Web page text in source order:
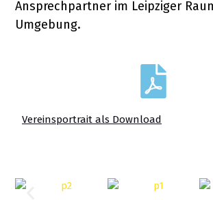
Ansprechpartner im Leipziger
Umgebung.
Vereinsportrait als Download